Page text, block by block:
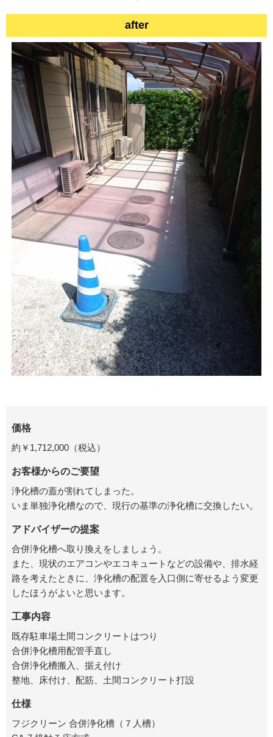
after
価格
約￥1,712,000（税込）
お客様からのご要望
浄化槽の蓋が割れてしまった。
いま単独浄化槽なので、現行の基準の浄化槽に交換したい。
アドバイザーの提案
合併浄化槽へ取り換えをしましょう。
また、現状のエアコンやエコキュートなどの設備や、排水経
路を考えたときに、浄化槽の配置を入口側に寄せるよう変更
したほうがよいと思います。
工事内容
既存駐車場土間コンクリートはつり
合併浄化槽用配管手直し
合併浄化槽搬入、据え付け
整地、床付け、配筋、土間コンクリート打設
仕様
フジクリーン 合併浄化槽（７人槽）